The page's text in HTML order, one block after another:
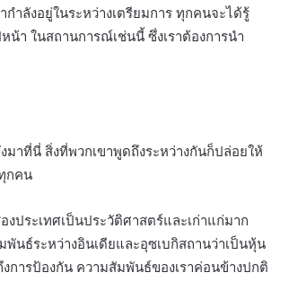
ำลังอยู่ในระหว่างเตรียมการ ทุกคนจะได้รู้
น้า ในสถานการณ์เช่นนี้ ซึ่งเราต้องการนำ
าที่นี่ สิ่งที่พวกเขาพูดถึงระหว่างกันก็ปล่อยให้
กคน
ประเทศเป็นประวัติศาสตร์และเก่าแก่มาก
พันธ์ระหว่างอินเดียและอุซเบกิสถานว่าเป็นหุ้น
การป้องกัน ความสัมพันธ์ของเราค่อนข้างปกติ